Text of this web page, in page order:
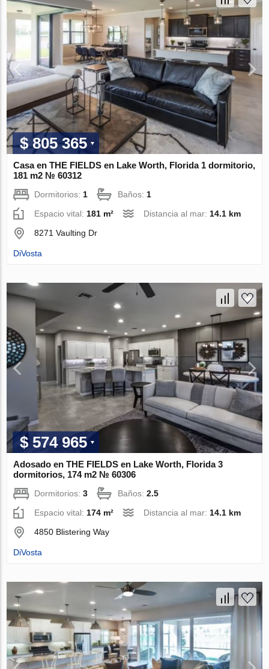
$ 805 365
Casa en THE FIELDS en Lake Worth, Florida 1 dormitorio,
181 m2 № 60312
Dormitorios: 1 Baños: 1
Espacio vital: 181 m² Distancia al mar: 14.1 km
8271 Vaulting Dr
DiVosta
$ 574 965
Adosado en THE FIELDS en Lake Worth, Florida 3
dormitorios, 174 m2 № 60306
Dormitorios:3 Baños:2.5
Espacio vital:174 m² Distancia al mar:14.1 km
4850 Blistering Way
DiVosta